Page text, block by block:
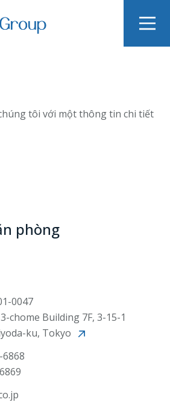
tôi với một thông tin chi tiết
phòng
0047
chome Building 7F, 3-15-1
ku, Tokyo
6868